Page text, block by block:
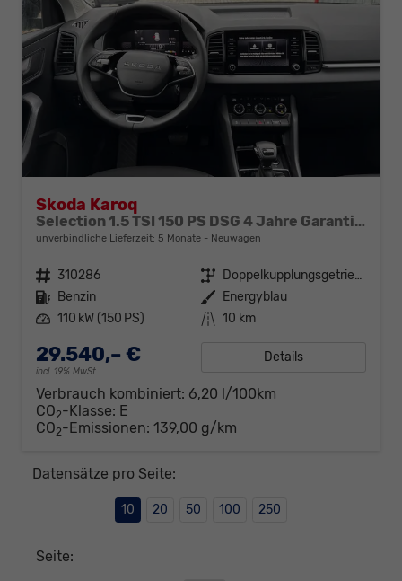
Skoda Karoq
Selection 1.5 TSI 150 PS DSG 4 Jahre Garantie-Keyless Start-AppleCarPlay-AndroidAuto-Sunset-Tempomat-2-Zonen-Klima-16''Alu
unverbindliche Lieferzeit: 5 Monate Neuwagen
Fahrzeugnr. 310286 Getriebe
Doppelkupplungsgetriebe (DSG)
Kraftstoff Benzin Außenfarbe Energyblau
Leistung 110 kW (150 PS) Kilometerstand 10 km
29.540,– €
incl. 19% MwSt.
Details
Verbrauch kombiniert: 6,20 l/100km
CO2-Klasse: E
CO2-Emissionen: 139,00 g/km
Datensätze pro Seite:
10 20 50 100 250
Seite: